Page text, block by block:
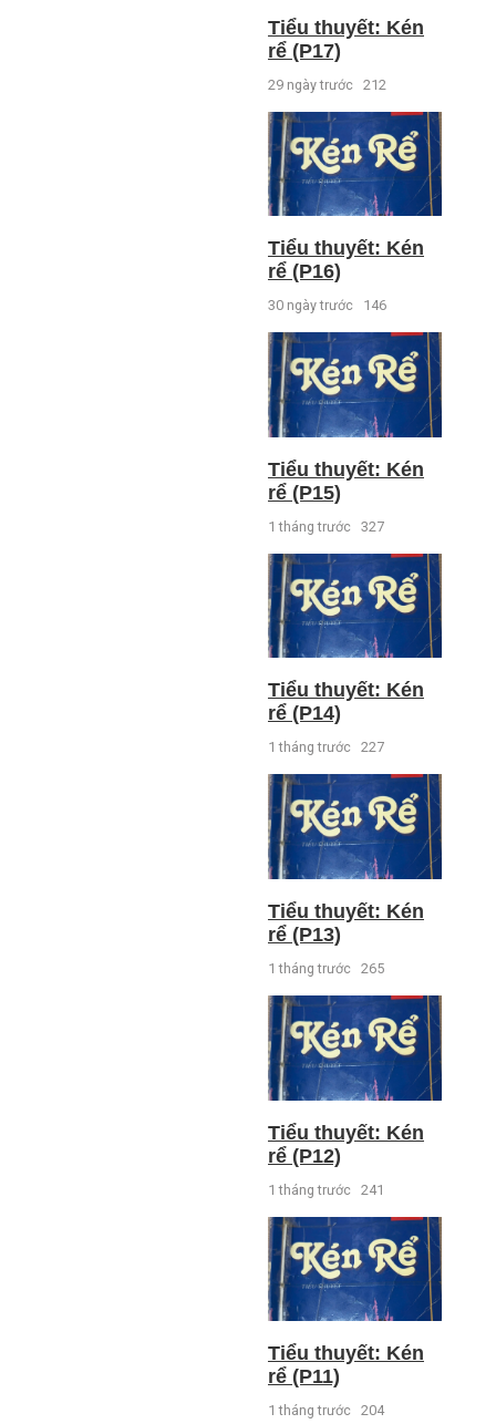
Tiểu thuyết: Kén
rể (P17)
29 ngày trước 212
Tiểu thuyết: Kén
rể (P16)
30 ngày trước 146
Tiểu thuyết: Kén
rể (P15)
1 tháng trước 327
Tiểu thuyết: Kén
rể (P14)
1 tháng trước 227
Tiểu thuyết: Kén
rể (P13)
1 tháng trước 265
Tiểu thuyết: Kén
rể (P12)
1 tháng trước 241
Tiểu thuyết: Kén
rể (P11)
1 tháng trước 204